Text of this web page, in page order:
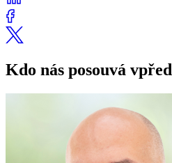
Kdo nás posouvá vpřed